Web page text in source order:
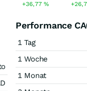
+36,77 %
Performance
1 Tag
1 Woche
1 Monat